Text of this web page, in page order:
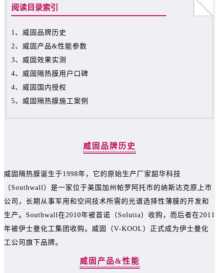
阅读目录索引
1、威固品牌历史
2、威固产品&性能参数
3、威固效果实测
4、威固隔热膜用户口碑
4、威固国内授权
5、威固隔热膜施工案例
威固品牌历史
威固隔热膜诞生于1998年，它的原始生产厂家韶华科技
（Southwall）是一家位于美国加州帕罗阿托市的纳斯达克原上市
公司，长期从事军用和空间技术所需的光谱选择性薄膜的开发和
生产。Southwall在2010年被首诺（Solutia）收购，而后者在2011
年被伊士曼化工集团收购。威固（V-KOOL）正式成为伊士曼化
工公司旗下品牌。
威固产品&性能